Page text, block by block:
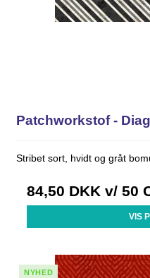
Patchworkstof -
Stribet sort, hvidt og gråt
84,50 DKK v/ 50
VIS
NYHED